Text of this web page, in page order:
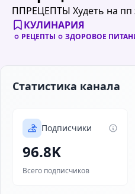
ППРЕЦЕПТЫ Худеть на пп
КУЛИНАРИЯ
РЕЦЕПТЫ ЗДОРОВОЕ
Статистика канала
Подписчики
96.8K
Всего подписчиков